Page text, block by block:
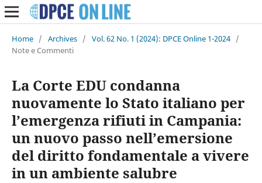
Home / Archives / Vol. 62 No. 1 (2024): DPCE Online 1-2024 /
Note e Commenti
La Corte EDU condanna
nuovamente lo Stato italiano per
l’emergenza rifiuti in Campania:
un nuovo passo nell’emersione
del diritto fondamentale a vivere
in un ambiente salubre